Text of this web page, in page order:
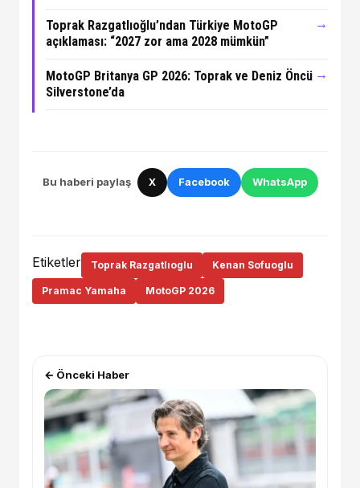
Toprak Razgatlıoğlu’ndan Türkiye MotoGP
açıklaması: “2027 zor ama 2028 mümkün”
→
MotoGP Britanya GP 2026: Toprak ve Deniz Öncü
Silverstone’da
→
Bu haberi paylaş X Facebook WhatsApp
Etiketler Toprak Razgatlıoglu Kenan Sofuoglu
Pramac Yamaha MotoGP 2026
← Önceki Haber